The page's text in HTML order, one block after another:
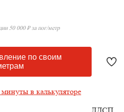
50 000 ₽ за пог/метр
по своим
минуты в калькуляторе